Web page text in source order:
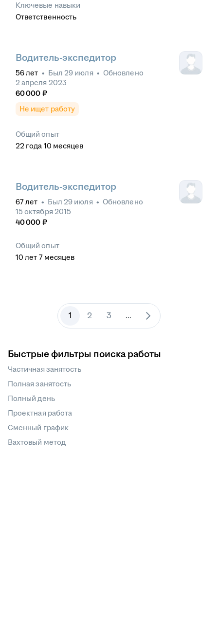
Ключевые навыки
Ответственность
Водитель-экспедитор
56лет • Был 29 июля • Обновлено
2 апреля 2023
60 000 ₽
Не ищет работу
Общий опыт
22 года 10 месяцев
Водитель-экспедитор
67лет • Был 29 июля • Обновлено
15 октября 2015
40 000 ₽
Общий опыт
10 лет 7 месяцев
1 2 3 ...
Быстрые фильтры поиска работы
Частичная занятость
Полная занятость
Полный день
Проектная работа
Сменный график
Вахтовый метод